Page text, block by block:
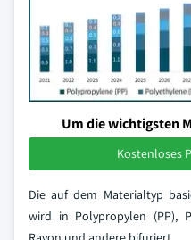
Um die wichtigsten
Kostenloses
Die auf dem Materialtyp
wird in Polypropylen (PP),